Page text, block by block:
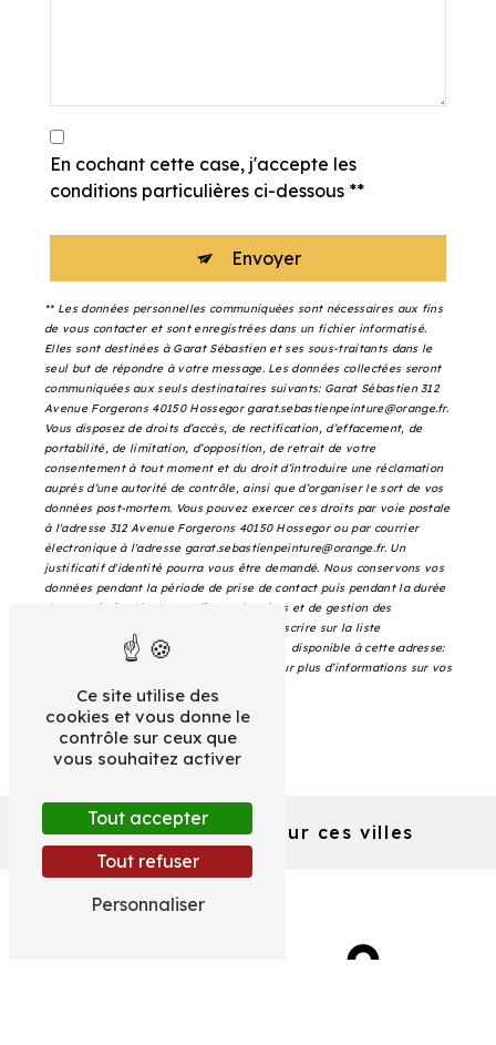
En cochant cette case, j'accepte les
conditions particulières ci-dessous **
Envoyer
** Les données personnelles communiquées sont nécessaires aux fins
de vous contacter et sont enregistrées dans un fichier informatisé.
Elles sont destinées à Garat Sébastien et ses sous-traitants dans le
seul but de répondre à votre message. Les données collectées seront
communiquées aux seuls destinataires suivants: Garat Sébastien 312
Avenue Forgerons 40150 Hossegor garat.sebastienpeinture@orange.fr.
Vous disposez de droits d’accès, de rectification, d’effacement, de
portabilité, de limitation, d’opposition, de retrait de votre
consentement à tout moment et du droit d’introduire une réclamation
auprès d’une autorité de contrôle, ainsi que d’organiser le sort de vos
données post-mortem. Vous pouvez exercer ces droits par voie postale
à l'adresse 312 Avenue Forgerons 40150 Hossegor ou par courrier
électronique à l'adresse garat.sebastienpeinture@orange.fr. Un
justificatif d'identité pourra vous être demandé. Nous conservons vos
données pendant la période de prise de contact puis pendant la durée
de prescription légale aux fins probatoires et de gestion des
contentieux. Vous avez le droit de vous inscrire sur la liste
d'opposition au démarchage téléphonique, disponible à cette adresse:
. Consultez le site cnil.fr pour plus d’informations sur vos
droits.
Nous intervenons sur ces villes
Ce site utilise des
cookies et vous donne le
contrôle sur ceux que
vous souhaitez activer
Tout accepter
Tout refuser
Personnaliser